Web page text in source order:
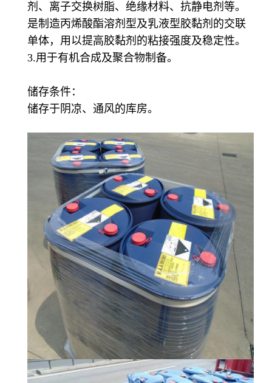
剂、离子交换树脂、绝缘材料、抗静电剂等。
是制造丙烯酸酯溶剂型及乳液型胶黏剂的交联
单体，用以提高胶黏剂的粘接强度及稳定性。
3.用于有机合成及聚合物制备。
储存条件：
储存于阴凉、通风的库房。